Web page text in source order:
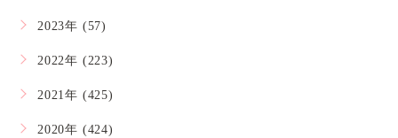
2023年 (57)
2022年 (223)
2021年 (425)
2020年 (424)